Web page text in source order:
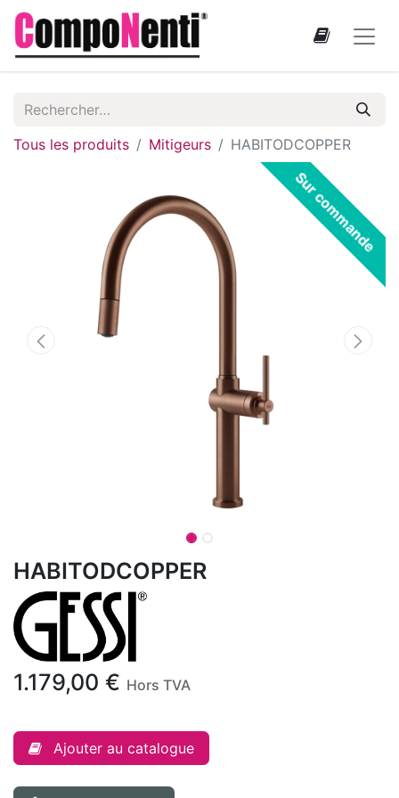
Tous les produits Mitigeurs HABITODCOPPER
Sur commande
HABITODCOPPER
1.179,00 € Hors TVA
Ajouter au catalogue